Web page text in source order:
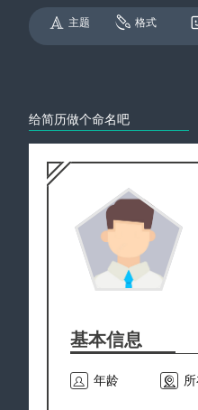
主题 格式
基本信息
 